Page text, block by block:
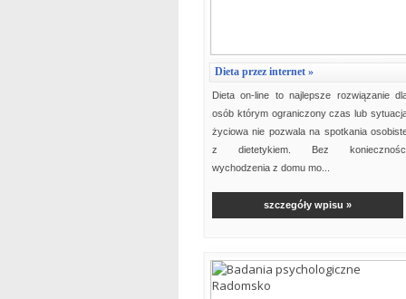
Dieta przez internet »
Dieta on-line to najlepsze rozwiązanie
osób którym ograniczony czas lub
życiowa nie pozwala na spotkania
z dietetykiem. Bez
wychodzenia z domu mo...
szczegóły wpisu »